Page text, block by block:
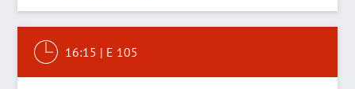
16:15 | E 105